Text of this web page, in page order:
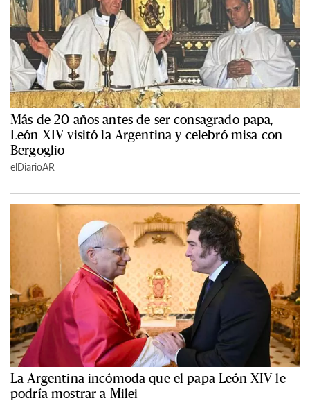
Más de 20 años antes de ser consagrado papa,
León XIV visitó la Argentina y celebró misa con
Bergoglio
elDiarioAR
La Argentina incómoda que el papa León XIV le
podría mostrar a Milei